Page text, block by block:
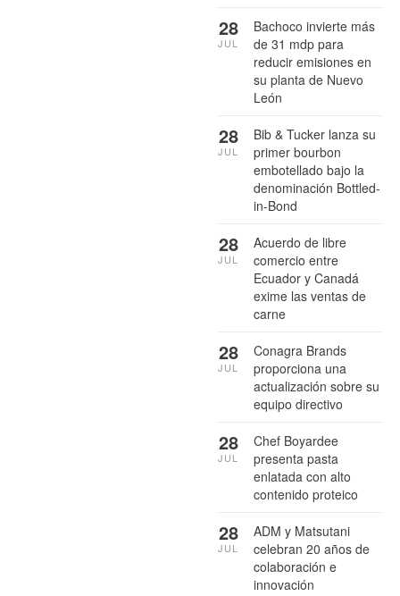
Bachoco invierte más
de 31 mdp para
reducir emisiones en
su planta de Nuevo
León
28
JUL
Bib & Tucker lanza su
primer bourbon
embotellado bajo la
denominación Bottled-
in-Bond
28
JUL
Acuerdo de libre
comercio entre
Ecuador y Canadá
exime las ventas de
carne
28
JUL
Conagra Brands
proporciona una
actualización sobre su
equipo directivo
28
JUL
Chef Boyardee
presenta pasta
enlatada con alto
contenido proteico
28
JUL
ADM y Matsutani
celebran 20 años de
colaboración e
innovación
28
JUL